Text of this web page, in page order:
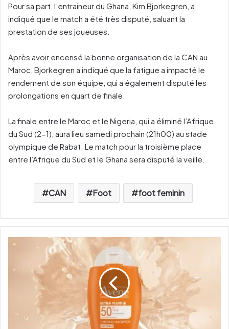
Pour sa part, l’entraineur du Ghana, Kim Bjorkegren, a
indiqué que le match a été très disputé, saluant la
prestation de ses joueuses.
Après avoir encensé la bonne organisation de la CAN au
Maroc, Bjorkegren a indiqué que la fatigue a impacté le
rendement de son équipe, qui a également disputé les
prolongations en quart de finale.
La finale entre le Maroc et le Nigeria, qui a éliminé l’Afrique
du Sud (2-1), aura lieu samedi prochain (21h00) au stade
olympique de Rabat. Le match pour la troisième place
entre l’Afrique du Sud et le Ghana sera disputé la veille.
CAN Foot foot feminin